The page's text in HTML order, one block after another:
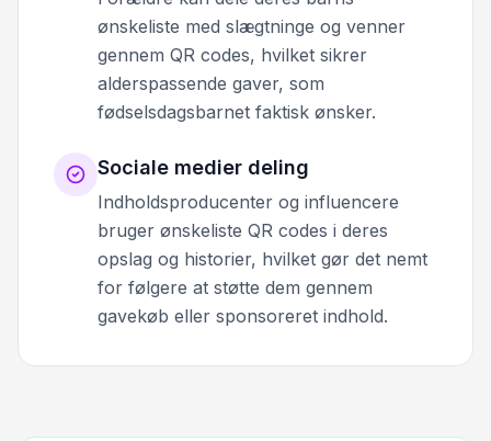
ønskeliste med slægtninge og venner
gennem QR codes, hvilket sikrer
alderspassende gaver, som
fødselsdagsbarnet faktisk ønsker.
Sociale medier deling
Indholdsproducenter og influencere
bruger ønskeliste QR codes i deres
opslag og historier, hvilket gør det nemt
for følgere at støtte dem gennem
gavekøb eller sponsoreret indhold.